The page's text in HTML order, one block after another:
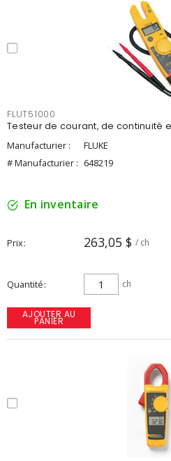
FLUT51000
Testeur de courant, de continuité et
Manufacturier :
FLUKE
# Manufacturier : 648219
En inventaire
Prix 263,05 $ / ch
Quantité ch
AJOUTER AU
PANIER